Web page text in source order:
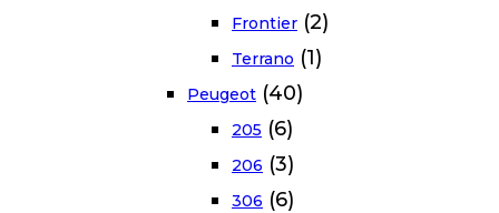
Frontier (2)
Terrano (1)
Peugeot (40)
205 (6)
206 (3)
306 (6)